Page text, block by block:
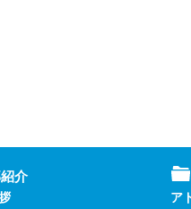
介
ア